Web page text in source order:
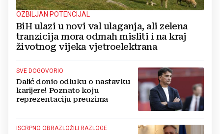
OZBILJAN POTENCIJAL
BiH ulazi u novi val ulaganja, ali zelena
tranzicija mora odmah misliti i na kraj
životnog vijeka vjetroelektrana
SVE DOGOVORIO
Dalić donio odluku o nastavku
karijere! Poznato koju
reprezentaciju preuzima
ISCRPNO OBRAZLOŽILI RAZLOGE